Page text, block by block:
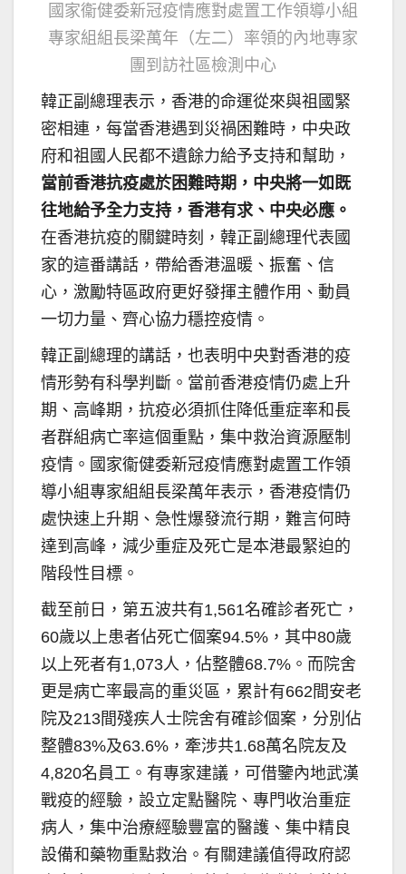
國家衞健委新冠疫情應對處置工作領導小組
專家組組長梁萬年（左二）率領的內地專家
團到訪社區檢測中心
韓正副總理表示，香港的命運從來與祖國緊
密相連，每當香港遇到災禍困難時，中央政
府和祖國人民都不遺餘力給予支持和幫助，
當前香港抗疫處於困難時期，中央將一如既
往地給予全力支持，香港有求、中央必應。
在香港抗疫的關鍵時刻，韓正副總理代表國
家的這番講話，帶給香港溫暖、振奮、信
心，激勵特區政府更好發揮主體作用、動員
一切力量、齊心協力穩控疫情。
韓正副總理的講話，也表明中央對香港的疫
情形勢有科學判斷。當前香港疫情仍處上升
期、高峰期，抗疫必須抓住降低重症率和長
者群組病亡率這個重點，集中救治資源壓制
疫情。國家衞健委新冠疫情應對處置工作領
導小組專家組組長梁萬年表示，香港疫情仍
處快速上升期、急性爆發流行期，難言何時
達到高峰，減少重症及死亡是本港最緊迫的
階段性目標。
截至前日，第五波共有1,561名確診者死亡，
60歲以上患者佔死亡個案94.5%，其中80歲
以上死者有1,073人，佔整體68.7%。而院舍
更是病亡率最高的重災區，累計有662間安老
院及213間殘疾人士院舍有確診個案，分別佔
整體83%及63.6%，牽涉共1.68萬名院友及
4,820名員工。有專家建議，可借鑒內地武漢
戰疫的經驗，設立定點醫院、專門收治重症
病人，集中治療經驗豐富的醫護、集中精良
設備和藥物重點救治。有關建議值得政府認